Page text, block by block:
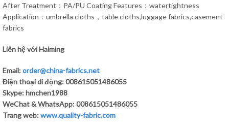
After Treatment：PA/PU Coating Features：watertightness
Application：umbrella cloths，table cloths,luggage fabrics,casement
fabrics
Liên hệ với Haiming
Email:order@china-fabrics.net
Điện thoại di động: 008615051486055
Skype: hmchen1988
WeChat & WhatsApp: 008615051486055
Trang web:www.quality-fabric.com